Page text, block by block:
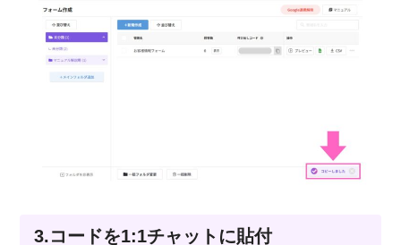
3.コードを1:1チャットに貼付